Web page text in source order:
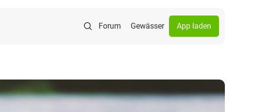
Forum Gewässer App laden